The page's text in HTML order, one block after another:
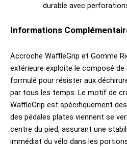
durable avec
Informations
Accroche WaffleGrip et Gomme
extérieure exploite le composé de
formulé pour résister aux
par tous les temps. Le motif de
WaffleGrip est spécifiquement
des pédales plates viennent se
centre du pied, assurant une
immédiat du vélo dans les